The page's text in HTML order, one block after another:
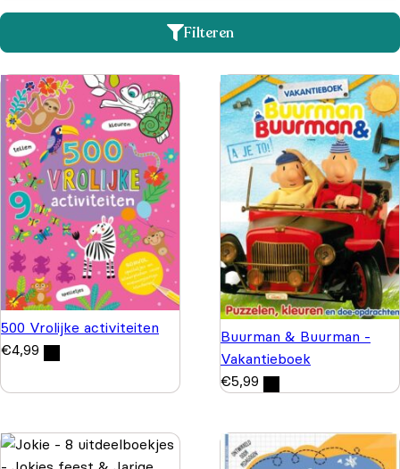
Filteren
500 Vrolijke activiteiten
€4,99
Buurman & Buurman -
Vakantieboek
€5,99